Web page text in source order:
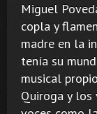
Miguel
copla y
madre en la
tenía su
musical
Quiroga y los